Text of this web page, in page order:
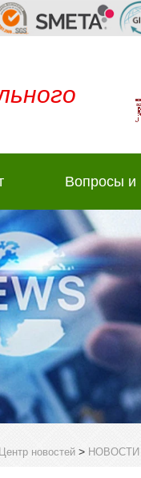
Вопросы и
ответы
Центр новостей >